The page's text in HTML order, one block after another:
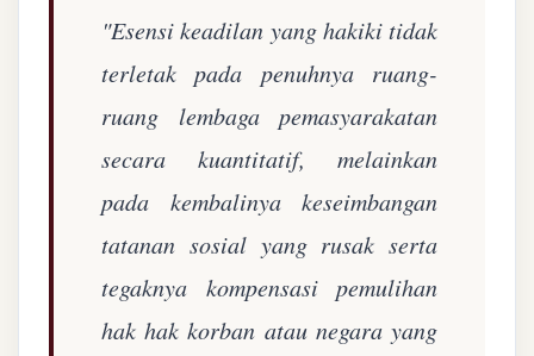
"Esensi keadilan yang hakiki tidak
terletak pada penuhnya ruang-
ruang lembaga pemasyarakatan
secara kuantitatif, melainkan
pada kembalinya keseimbangan
tatanan sosial yang rusak serta
tegaknya kompensasi pemulihan
hak hak korban atau negara yang